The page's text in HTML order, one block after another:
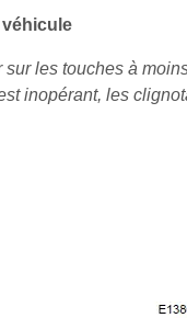
véhicule
sur les touches à
inopérant, les